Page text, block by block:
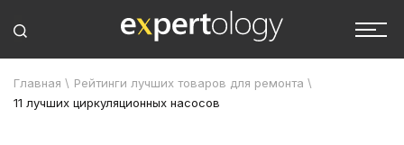
Главная \ Рейтинги лучших товаров для ремонта \
11 лучших циркуляционных насосов